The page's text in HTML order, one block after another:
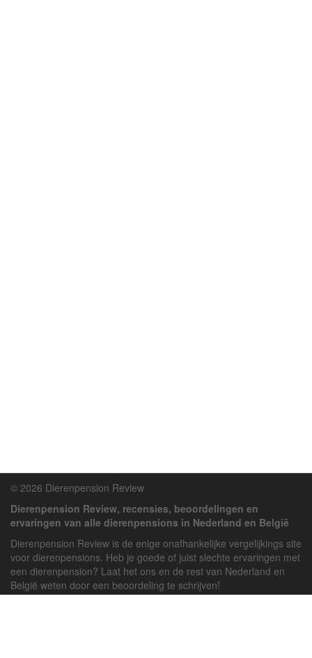
© 2026 Dierenpension Review
Dierenpension Review, recensies, beoordelingen en
ervaringen van alle dierenpensions in Nederland en België
Dierenpension Review is de enige onafhankelijke vergelijkings site
voor dierenpensions. Heb je goede of juist slechte ervaringen met
een dierenpension? Laat het ons en de rest van Nederland en
België weten door een beoordeling te schrijven!